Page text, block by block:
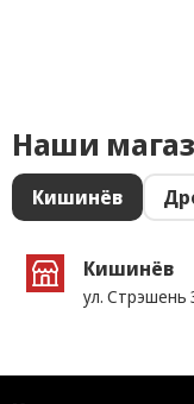
Наши
Кишинёв
Кишинёв
ул. Стрэшень